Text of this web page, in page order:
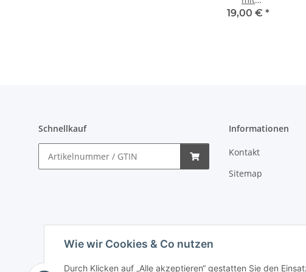
Wie wir Cookies & Co nutzen
Durch Klicken auf „Alle akzeptieren“ gestatten Sie den
Blumenmotiven,
19,00 € *
Schnellkauf Informationen
Kontakt
Sitemap